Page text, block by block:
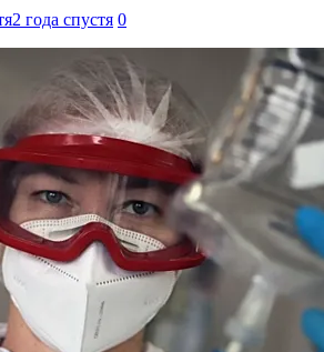
2 года спустя 0